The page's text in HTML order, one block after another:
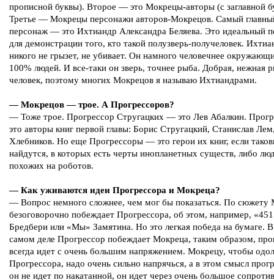
прописной буквы). Второе — это Мокрецы-авторы (с заглавной
Третье — Мокрецы персонажи авторов-Мокрецов. Самый
персонаж — это Ихтиандр Александра Беляева. Это идеальный
для демонстрации того, кто такой полузверь-получеловек.
никого не грызет, не убивает. Он намного человечнее
100% людей. И все-таки он зверь, точнее рыба. Добрая, нежная
человек, поэтому многих Мокрецов я называю Ихтиандрами.
— Мокрецов — трое. А Прогрессоров?
— Тоже трое. Прогрессор Стругацких — это Лев Абалкин.
это авторы книг первой главы: Борис Стругацкий, Станислав
Хлебников. Но еще Прогрессоры — это герои их книг, если
найдутся, в которых есть черты инопланетных существ, либо
похожих на роботов.
— Как уживаются идеи Прогрессора и Мокреца?
— Вопрос немного сложнее, чем мог бы показаться. По сюжету
безоговорочно побеждает Прогрессора, об этом, например,
Бредбери или «Мы» Замятина. Но это легкая победа на бумаге.
самом деле Прогрессор побеждает Мокреца, таким образом,
всегда идет с очень большим напряжением. Мокрецу, чтобы
Прогрессора, надо очень сильно напрячься, а в этом смысл
он не идет по накатанной, он идет через очень большое